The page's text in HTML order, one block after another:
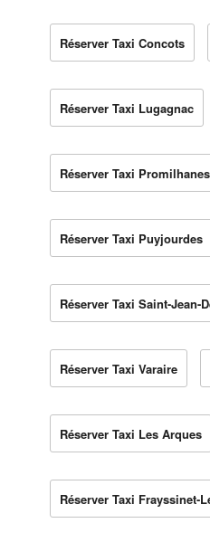
Réserver Taxi Concots
Réserver Taxi Lugagnac
Réserver Taxi Promilhanes
Réserver Taxi Puyjourdes
Réserver Taxi Saint-Jean-
Réserver Taxi Varaire
Réserver Taxi Les Arques
Réserver Taxi Frayssinet-